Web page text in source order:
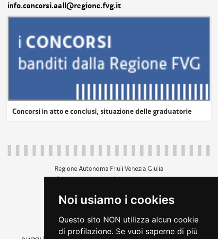
Noi usiamo i cookies
Questo sito NON utilizza alcun cookie
di profilazione. Se vuoi saperne di più
info.concorsi.aall@regione.fvg.it
Concorsi in atto e conclusi, situazione delle graduatorie
Regione Autonoma Friuli Venezia Giulia
c.f. 80014930327; p.iva 00526040324
+39 040 3771111
amministrazione trasparente